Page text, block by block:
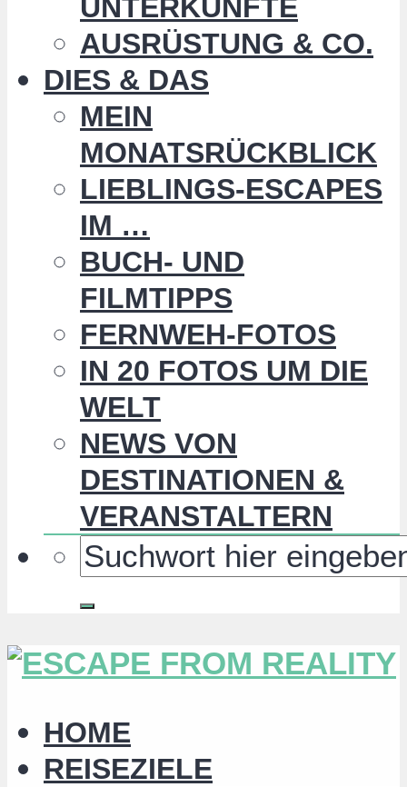
UNTERKÜNFTE
AUSRÜSTUNG & CO.
DIES & DAS
MEIN
MONATSRÜCKBLICK
LIEBLINGS-ESCAPES
IM …
BUCH- UND
FILMTIPPS
FERNWEH-FOTOS
IN 20 FOTOS UM DIE
WELT
NEWS VON
DESTINATIONEN &
VERANSTALTERN
HOME
REISEZIELE